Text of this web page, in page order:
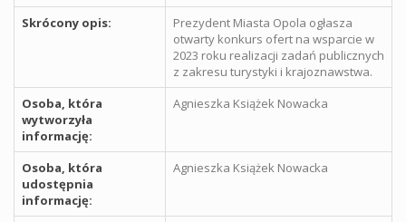
Skrócony opis:
Prezydent Miasta Opola ogłasza
otwarty konkurs ofert na wsparcie w
2023 roku realizacji zadań publicznych
z zakresu turystyki i krajoznawstwa.
Osoba, która
wytworzyła
informację:
Agnieszka Książek Nowacka
Osoba, która
udostępnia
informację:
Agnieszka Książek Nowacka